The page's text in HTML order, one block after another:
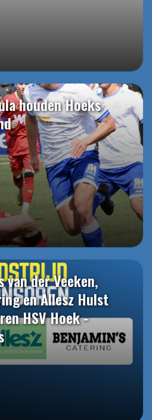
houden Hoeks
van der Veeken,
en Allesz Hulst
HSV Hoek -